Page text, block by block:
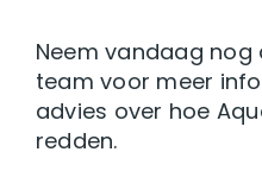
Neem vandaag
team voor meer
advies over hoe
redden.